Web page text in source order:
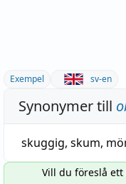
Exempel sv-en
Synonymer till
skuggig, skum,
Vill du föreslå